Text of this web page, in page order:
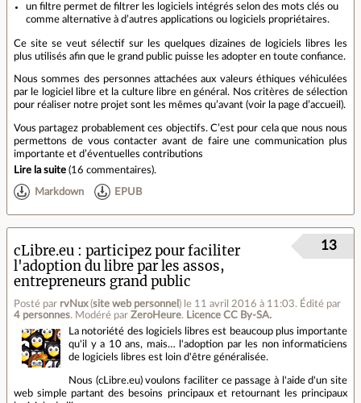
un filtre permet de filtrer les logiciels intégrés selon des mots clés ou
comme alternative à d’autres applications ou logiciels propriétaires.
Ce site se veut sélectif sur les quelques dizaines de logiciels libres les
plus utilisés afin que le grand public puisse les adopter en toute confiance.
Nous sommes des personnes attachées aux valeurs éthiques véhiculées
par le logiciel libre et la culture libre en général. Nos critères de sélection
pour réaliser notre projet sont les mêmes qu’avant (voir la page d’accueil).
Vous partagez probablement ces objectifs. C’est pour cela que nous nous
permettons de vous contacter avant de faire une communication plus
importante et d’éventuelles contributions
Lire la suite (16 commentaires).
Markdown EPUB
cLibre.eu : participez pour faciliter
l'adoption du libre par les assos,
entrepreneurs grand public
Posté par rvNux(site web personnel ) le 11 avril 2016 à 11:03. Édité par
4 personnes. Modéré par ZeroHeure. Licence CC By‑SA.
13
La notoriété des logiciels libres est beaucoup plus importante
qu'il y a 10 ans, mais… l'adoption par les non informaticiens
de logiciels libres est loin d'être généralisée.
Nous (cLibre.eu) voulons faciliter ce passage à l'aide d'un site
web simple partant des besoins principaux et retournant les principaux